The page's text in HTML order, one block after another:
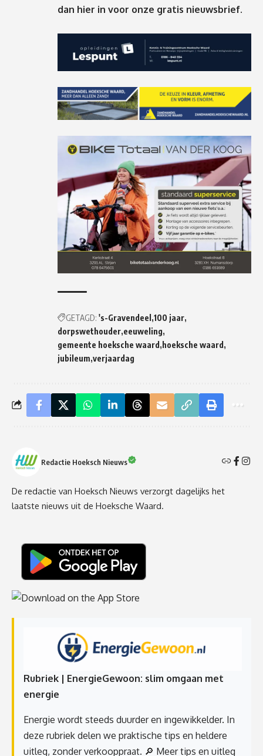
dan hier in voor onze gratis nieuwsbrief.
GETAGD: 's-Gravendeel 100 jaar
dorpswethouder eeuweling
gemeente hoeksche waard hoeksche waard
jubileum verjaardag
Redactie Hoeksch Nieuws
De redactie van Hoeksch Nieuws verzorgt dagelijks het
laatste nieuws uit de Hoeksche Waard.
Rubriek | EnergieGewoon: slim omgaan met
energie
Energie wordt steeds duurder en ingewikkelder. In
deze rubriek delen we praktische tips en heldere
uitleg, zonder verkooppraat. 🔎 Meer tips en uitleg